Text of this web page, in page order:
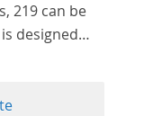
219 can be
designed
on the corpus